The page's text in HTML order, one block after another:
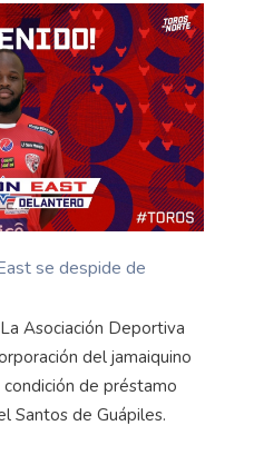
se despide de
Asociación Deportiva
del jamaiquino
de préstamo
Santos de Guápiles.